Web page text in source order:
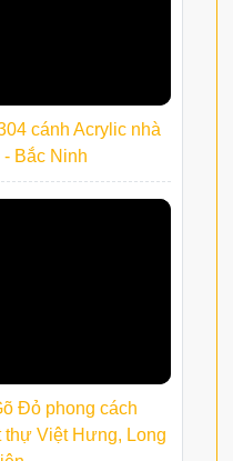
cánh Acrylic nhà
Bắc Ninh
Đỏ phong cách
thự Việt Hưng, Long